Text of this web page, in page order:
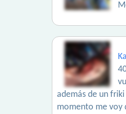
además de un
momento me voy